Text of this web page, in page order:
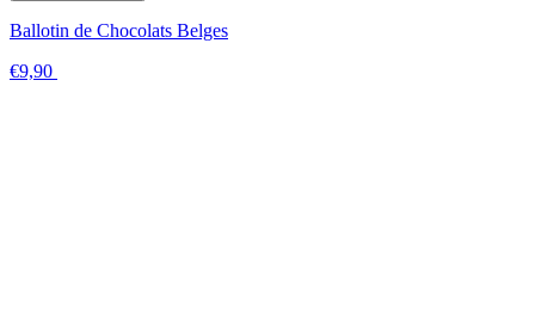
Ballotin de Chocolats Belges
€9,90